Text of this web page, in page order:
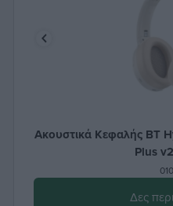
Ακουστικά Κεφαλής BT
Plus
Δες